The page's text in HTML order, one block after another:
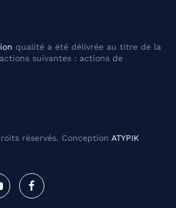
qualité a été délivrée au titre de la
suivantes : actions de
réservés. Conception ATYPIK